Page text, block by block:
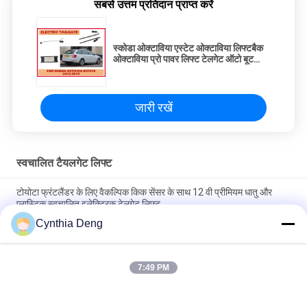
सबसे उत्तम प्रतिदान प्राप्त करें
स्कोडा ओक्टाविया एस्टेट ओक्टाविया लिफ्टबैक
ओक्टाविया प्रो पावर लिफ्ट टेलगेट ऑटो बूट
जारी रखें
स्वचालित टैयलगेट लिफ्ट
टोयोटा फ्रंटलैंडर के लिए वैकल्पिक किक सेंसर के साथ 12 वी प्रीमियम धातु और
प्लास्टिक स्वचालित इलेक्ट्रिक टेलगेट लिफ्ट
अपग्रेड कार ट्रंक पावर लिफ्टगेट ऑटो ट्रंक के लिए टोयोटा टाउन ऐस / लिटेस कार
के लिए सुविधाजनक
टोयोटा BZ4X ऊंचाई स्मृति बहु समारोह के लिए स्वचालित पावर टेलगेट रिट्रोफिट
Cynthia Deng
7:49 PM